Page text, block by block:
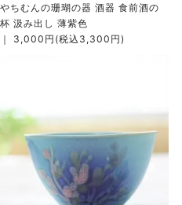
やちむんの珊瑚の器 酒器 食前酒の
杯 汲み出し 薄紫色
｜ 3,000円(税込3,300円)